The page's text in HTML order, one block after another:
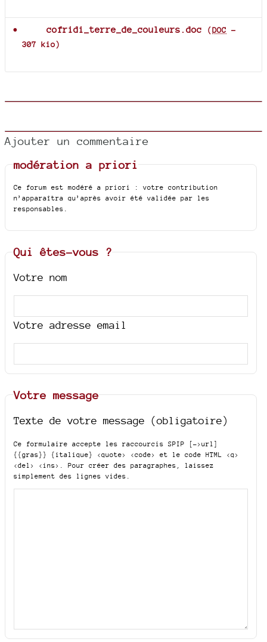
cofridi_terre_de_couleurs.doc (DOC -
307 kio)
Ajouter un commentaire
modération a priori
Ce forum est modéré a priori : votre contribution
n’apparaîtra qu’après avoir été validée par les
responsables.
Qui êtes-vous ?
Votre nom
Votre adresse email
Votre message
Texte de votre message (obligatoire)
Ce formulaire accepte les raccourcis SPIP
[->url]
{{gras}} {italique} <quote> <code>
et le code HTML <q>
<del> <ins> . Pour créer des paragraphes, laissez
simplement des lignes vides.